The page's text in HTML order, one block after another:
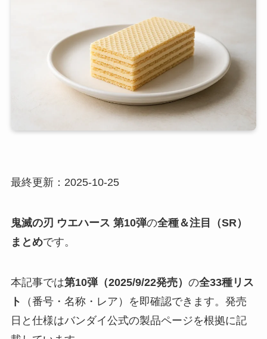
最終更新：2025-10-25
鬼滅の刃 ウエハース 第10弾の全種＆注目（SR）
まとめです。
本記事では第10弾（2025/9/22発売） の全33種リス
ト
（番号・名称・レア）を即確認できます。発売
日と仕様はバンダイ公式の製品ページを根拠に記